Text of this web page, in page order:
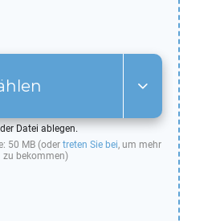
Datei ablegen.
50 MB (oder treten Sie bei, um mehr
zu bekommen)